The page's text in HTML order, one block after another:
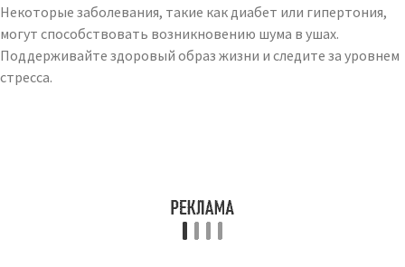
Некоторые заболевания, такие как диабет или гипертония,
могут способствовать возникновению шума в ушах.
Поддерживайте здоровый образ жизни и следите за уровнем
стресса.